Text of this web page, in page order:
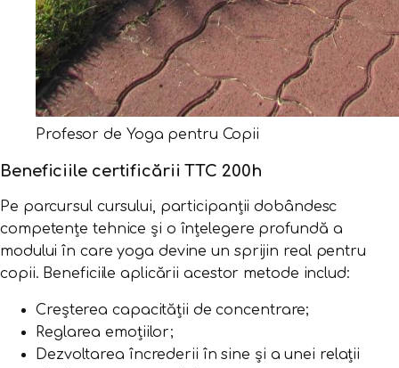
Profesor de Yoga pentru Copii
Beneficiile certificării TTC 200h
Pe parcursul cursului, participanții dobândesc
competențe tehnice și o înțelegere profundă a
modului în care yoga devine un sprijin real pentru
copii. Beneficiile aplicării acestor metode includ:
Creșterea capacității de concentrare;
Reglarea emoțiilor;
Dezvoltarea încrederii în sine și a unei relații